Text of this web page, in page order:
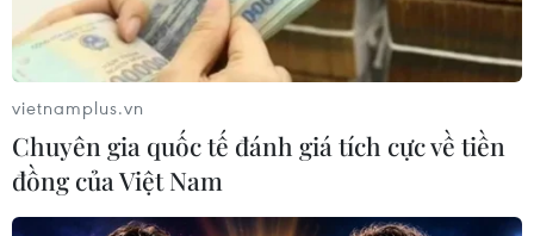
vietnamplus.vn
Chuyên gia quốc tế đánh giá tích cực về tiền
đồng của Việt Nam